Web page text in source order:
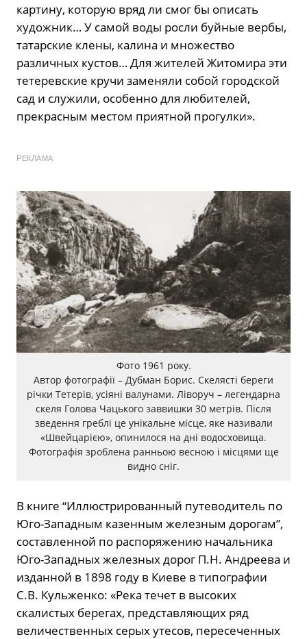
картину, которую вряд ли смог бы описать
художник… У самой воды росли буйные вербы,
татарские клены, калина и множество
различных кустов… Для жителей Житомира эти
тетеревские кручи заменяли собой городской
сад и служили, особенно для любителей,
прекрасным местом приятной прогулки».
РЕКЛАМА
Фото 1961 року.
Автор фотографії – Дубман Борис. Скелясті береги
річки Тетерів, усіяні валунами. Ліворуч – легендарна
скеля Голова Чацького заввишки 30 метрів. Після
зведення греблі це унікальне місце, яке називали
«Швейцарією», опинилося на дні водосховища.
Фотографія зроблена ранньою весною і місцями ще
видно сніг.
В книге “Иллюстрированный путеводитель по
Юго-Западным казенным железным дорогам”,
составленной по распоряжению начальника
Юго-Западных железных дорог П.Н. Андреева и
изданной в 1898 году в Киеве в типографии
С.В. Кульженко: «Река течет в высоких
скалистых берегах, представляющих ряд
величественных серых утесов, пересеченных